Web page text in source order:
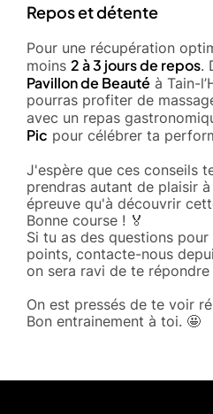
Repos et détente
Pour une récupération
moins 2 à 3 jours de repos.
Pavillon de Beauté à Tain-
pourras profiter de
avec un repas
Pic pour célébrer ta
J'espère que ces conseils
prendras autant de plaisir
épreuve qu'à découvrir
Bonne course ! 🏅
Si tu as des questions
points, contacte-nous
on sera ravi de te répondre
On est pressés de te voir
Bon entrainement à toi. 🤩